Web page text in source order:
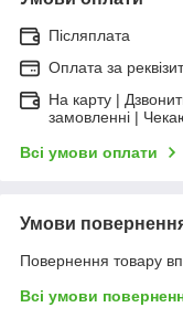
Післяплата
Оплата за
На карту |
замовленні |
Всі умови оплати
Умови
Повернення товару
Всі умови